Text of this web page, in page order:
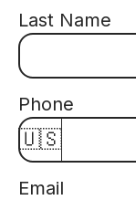
Last Name
Phone
🇺🇸
Email